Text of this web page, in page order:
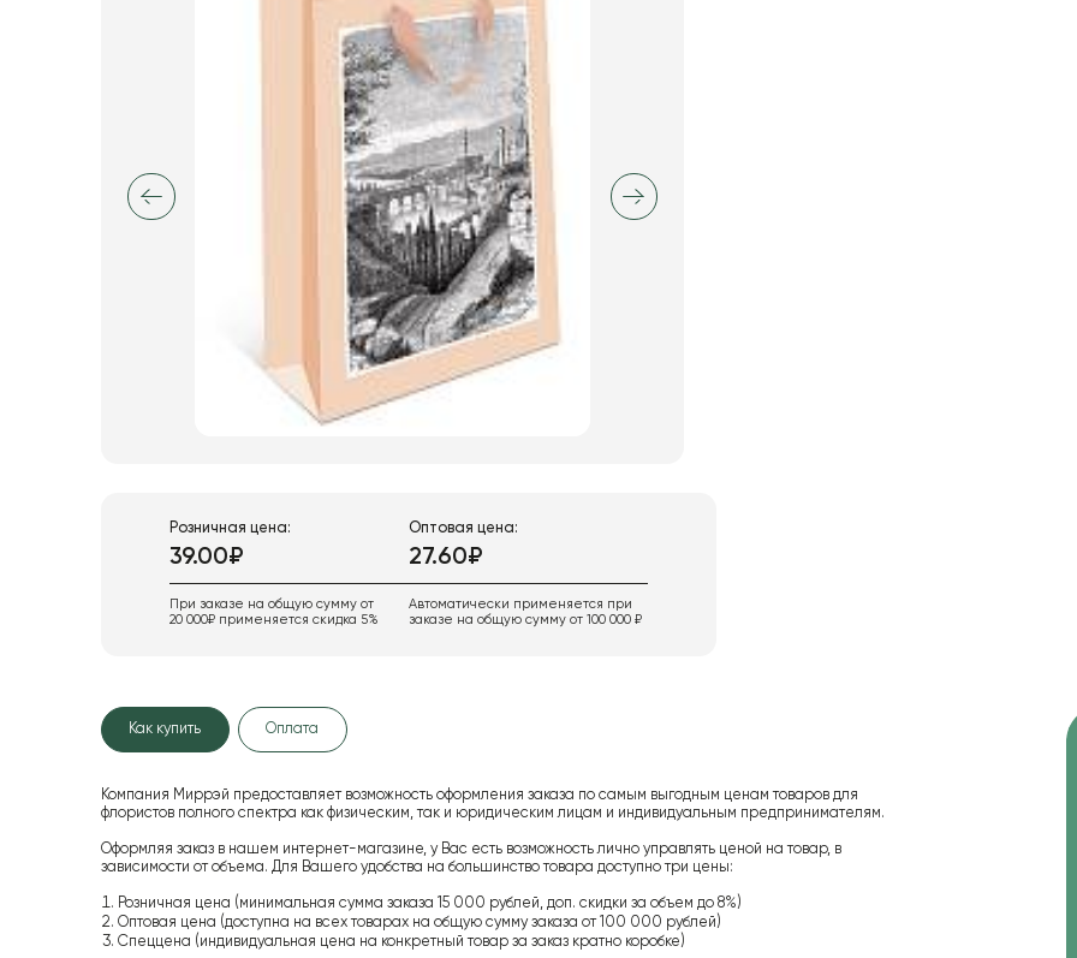
Розничная цена:
39.00₽
При заказе на общую сумму от
20 000₽ применяется скидка 5%
Оптовая цена:
27.60₽
Автоматически применяется при
заказе на общую сумму от 100 000 ₽
Как купить Оплата
Компания Миррэй предоставляет возможность оформления заказа по самым выгодным ценам товаров для
флористов полного спектра как физическим, так и юридическим лицам и индивидуальным предпринимателям.
Оформляя заказ в нашем интернет-магазине, у Вас есть возможность лично управлять ценой на товар, в
зависимости от объема. Для Вашего удобства на большинство товара доступно три цены:
Розничная цена (минимальная сумма заказа 15 000 рублей, доп. скидки за объем до 8%)
Оптовая цена (доступна на всех товарах на общую сумму заказа от 100 000 рублей)
Спеццена (индивидуальная цена на конкретный товар за заказ кратно коробке)